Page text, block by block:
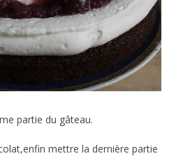
partie du gâteau.
mettre la dernière partie